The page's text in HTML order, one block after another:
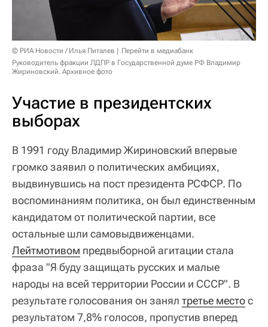
© РИА Новости / Илья Питалев
Перейти в медиабанк
Руководитель фракции ЛДПР в Государственной думе РФ Владимир
Жириновский. Архивное фото
Участие в президентских
выборах
В 1991 году Владимир Жириновский впервые
громко заявил о политических амбициях,
выдвинувшись на пост президента РСФСР. По
воспоминаниям политика, он был единственным
кандидатом от политической партии, все
остальные шли самовыдвиженцами.
Лейтмотивом предвыборной агитации стала
фраза "Я буду защищать русских и малые
народы на всей территории России и СССР". В
результате голосования он занял третье местос
результатом 7,8% голосов, пропустив вперед